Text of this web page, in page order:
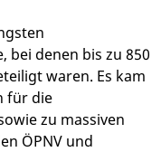
bei denen bis zu 850
waren. Es kam
für die
zu massiven
ÖPNV und